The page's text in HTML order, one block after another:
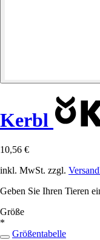
Kerbl
10,56 €
inkl. MwSt. zzgl.
Geben Sie Ihren Tieren
Größe
*
Größentabelle